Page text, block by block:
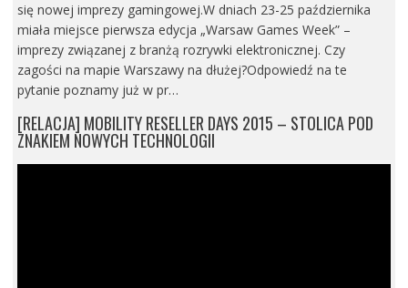
się nowej imprezy gamingowej.W dniach 23-25 października
miała miejsce pierwsza edycja „Warsaw Games Week” –
imprezy związanej z branżą rozrywki elektronicznej. Czy
zagości na mapie Warszawy na dłużej?Odpowiedź na te
pytanie poznamy już w pr…
[RELACJA] MOBILITY RESELLER DAYS 2015 – STOLICA POD
ZNAKIEM NOWYCH TECHNOLOGII